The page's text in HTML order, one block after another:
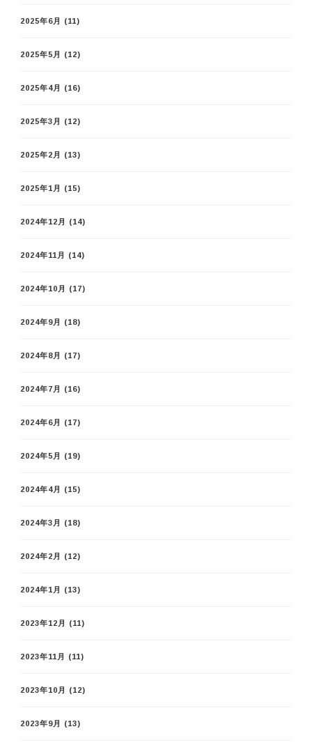
2025年6月 (11)
2025年5月 (12)
2025年4月 (16)
2025年3月 (12)
2025年2月 (13)
2025年1月 (15)
2024年12月 (14)
2024年11月 (14)
2024年10月 (17)
2024年9月 (18)
2024年8月 (17)
2024年7月 (16)
2024年6月 (17)
2024年5月 (19)
2024年4月 (15)
2024年3月 (18)
2024年2月 (12)
2024年1月 (13)
2023年12月 (11)
2023年11月 (11)
2023年10月 (12)
2023年9月 (13)